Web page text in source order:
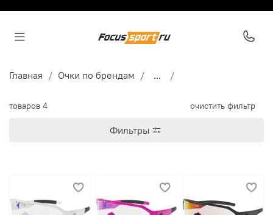
Главная Очки по брендам ...
товаров 4 очистить фильтр
Фильтры